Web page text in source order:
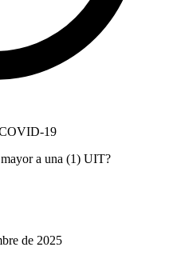
19
a una (1) UIT?
de 2025